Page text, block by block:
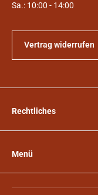
Sa.: 10:00 - 14:00
Vertrag widerrufen
Rechtliches
Menü